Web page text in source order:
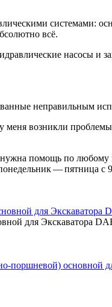
системами:
всё.
насосы
неправильным
меня возникли
помощь по любому
— пятница
для Экскаватора
поршневой)